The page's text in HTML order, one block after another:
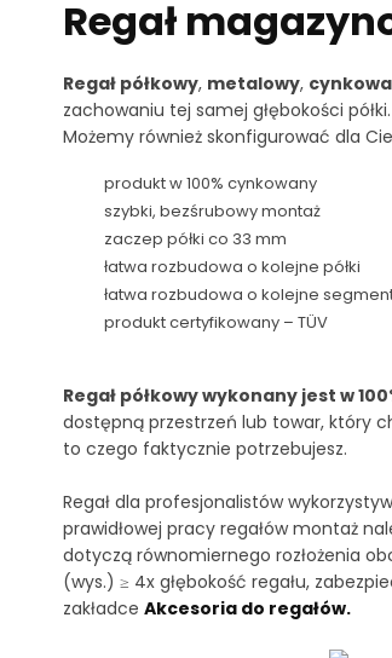
Regał
Regał półkowy, metalowy,
zachowaniu tej samej głębokości
Możemy również skonfigurować dla
produkt w 100% cynkowany
szybki, bezśrubowy montaż
zaczep półki co 33 mm
łatwa rozbudowa o kolejne półki
łatwa rozbudowa o kolejne
produkt certyfikowany – TÜV
Regał półkowy wykonany jest w
dostępną przestrzeń lub towar, który
to czego faktycznie potrzebujesz.
Regał dla profesjonalistów
prawidłowej pracy regałów montaż
dotyczą równomiernego rozłożenia
(wys.) ≥ 4x głębokość regału,
zakładce Akcesoria do regałów.